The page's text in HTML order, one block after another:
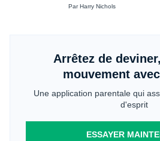
Par Harry Nichols
Arrêtez de
mouvement
Une application parentale qui
d'esprit
ESSAYER